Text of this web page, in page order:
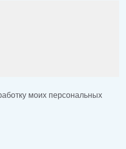
моих персональных